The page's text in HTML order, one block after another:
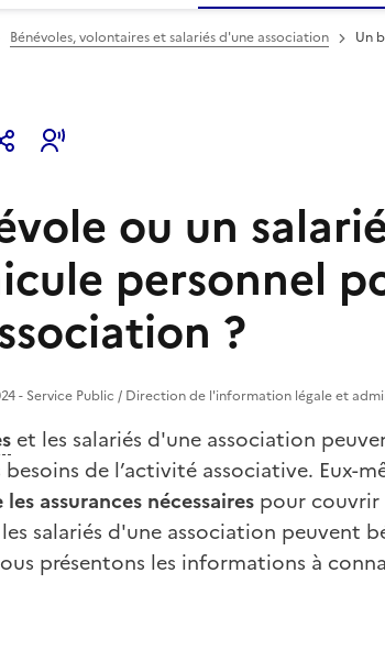
Bénévoles, volontaires et salariés d'une association
Un
ou un
personnel
?
- Service Public / Direction de l'information légale et
et les salariés d'une association
de l’activité associative. Eux-
assurances nécessaires pour couvrir
les salariés d'une association peuvent
présentons les informations à